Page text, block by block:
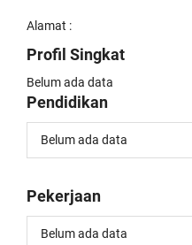
Alamat :
Profil Singkat
Belum ada data
Pendidikan
Belum ada data
Pekerjaan
Belum ada data